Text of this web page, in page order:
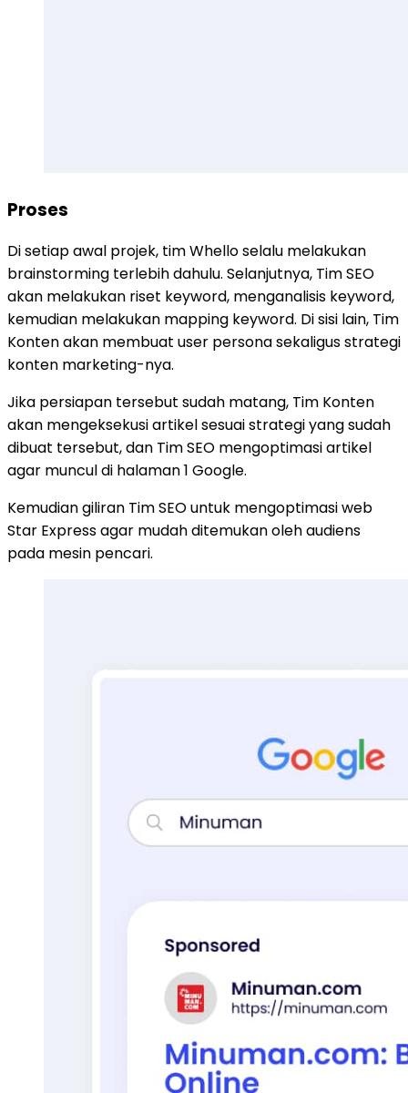
Proses
Di setiap awal projek, tim Whello selalu melakukan
brainstorming terlebih dahulu. Selanjutnya, Tim SEO
akan melakukan riset keyword, menganalisis keyword,
kemudian melakukan mapping keyword. Di sisi lain, Tim
Konten akan membuat user persona sekaligus strategi
konten marketing-nya.
Jika persiapan tersebut sudah matang, Tim Konten
akan mengeksekusi artikel sesuai strategi yang sudah
dibuat tersebut, dan Tim SEO mengoptimasi artikel
agar muncul di halaman 1 Google.
Kemudian giliran Tim SEO untuk mengoptimasi web
Star Express agar mudah ditemukan oleh audiens
pada mesin pencari.